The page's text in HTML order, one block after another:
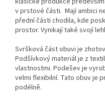
v prstové části. Mají ambici
přední části chodila, kde
prostor. Vynikají také svojí
Svršková část obuvi je
Podšívkový materiálje z
vlastnostmi. Podešev je
velmi flexibilní. Tato obuv je
podélně.